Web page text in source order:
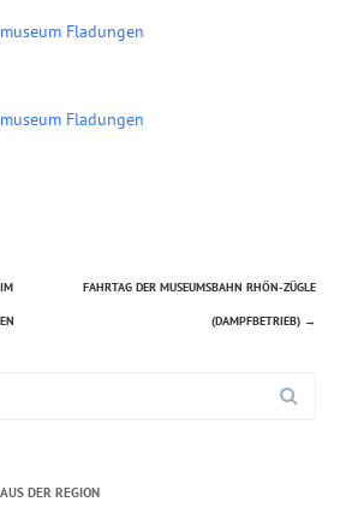
Fladungen
Fladungen
FAHRTAG DER MUSEUMSBAHN RHÖN-ZÜGLE
(DAMPFBETRIEB) →
DER REGION